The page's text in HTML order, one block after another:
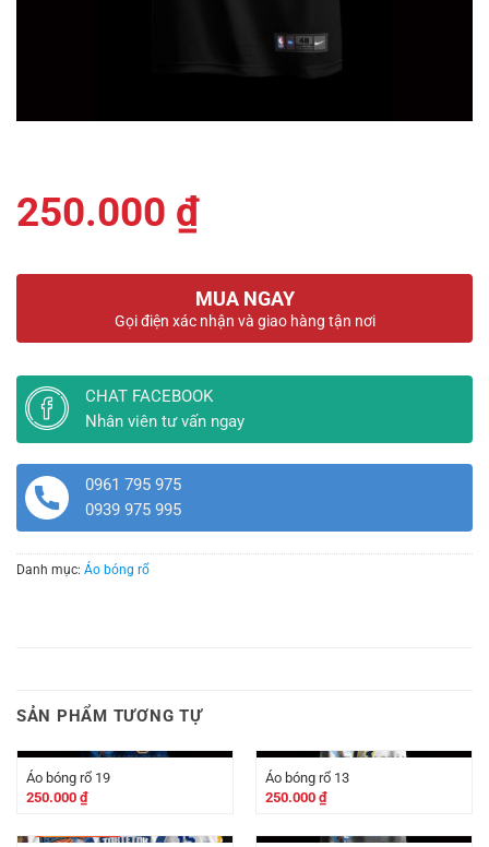
250.000 ₫
MUA NGAY
Gọi điện xác nhận và giao hàng tận nơi
CHAT FACEBOOK
Nhân viên tư vấn ngay
0961 795 975
0939 975 995
Danh mục: Áo bóng rổ
SẢN PHẨM TƯƠNG TỰ
Áo bóng rổ 19
250.000 ₫
Áo bóng rổ 13
250.000 ₫